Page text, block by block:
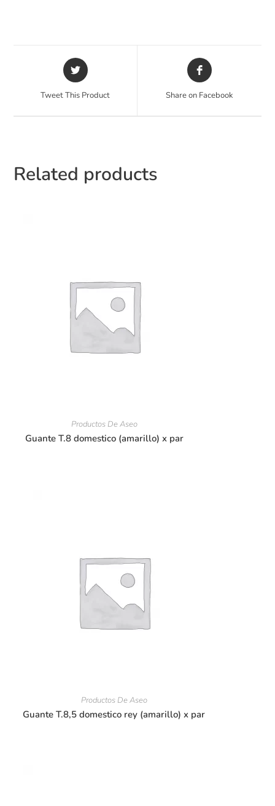
Tweet This Product Share on Facebook
Related products
Productos De Aseo
Guante T.8 domestico (amarillo) x par
Productos De Aseo
Guante T.8,5 domestico rey (amarillo) x par